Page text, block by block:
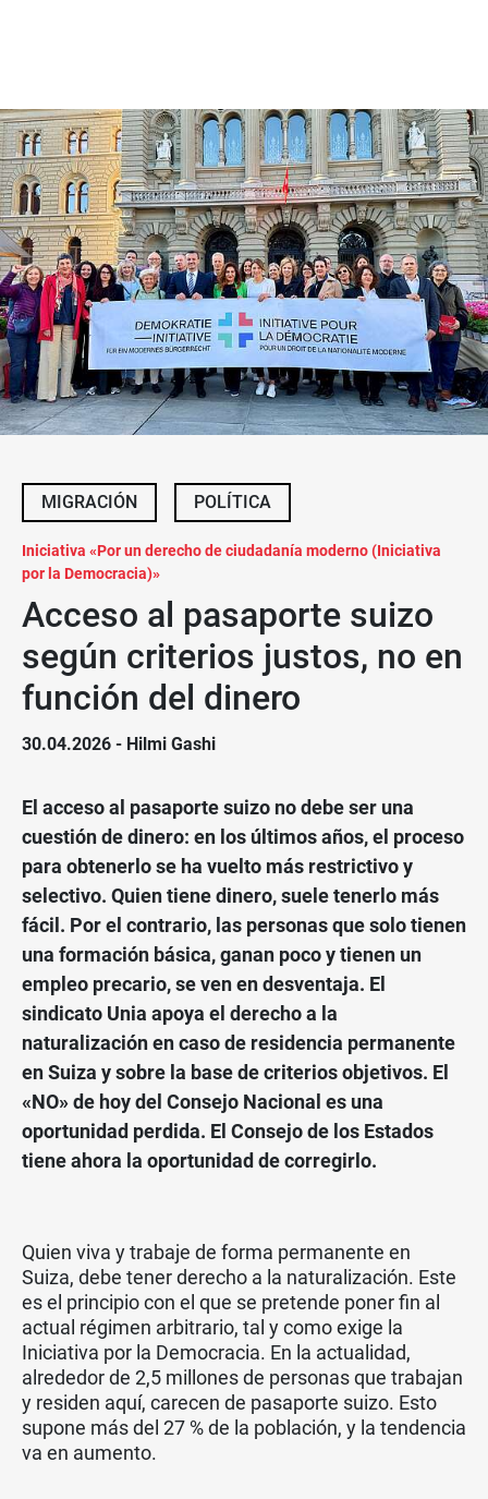
MIGRACIÓN POLÍTICA
Iniciativa «Por un derecho de ciudadanía moderno (Iniciativa
por la Democracia)»
Acceso al pasaporte suizo
según criterios justos, no en
función del dinero
30.04.2026 - Hilmi Gashi
El acceso al pasaporte suizo no debe ser una
cuestión de dinero: en los últimos años, el proceso
para obtenerlo se ha vuelto más restrictivo y
selectivo. Quien tiene dinero, suele tenerlo más
fácil. Por el contrario, las personas que solo tienen
una formación básica, ganan poco y tienen un
empleo precario, se ven en desventaja. El
sindicato Unia apoya el derecho a la
naturalización en caso de residencia permanente
en Suiza y sobre la base de criterios objetivos. El
«NO» de hoy del Consejo Nacional es una
oportunidad perdida. El Consejo de los Estados
tiene ahora la oportunidad de corregirlo.
Quien viva y trabaje de forma permanente en
Suiza, debe tener derecho a la naturalización. Este
es el principio con el que se pretende poner fin al
actual régimen arbitrario, tal y como exige la
Iniciativa por la Democracia. En la actualidad,
alrededor de 2,5 millones de personas que trabajan
y residen aquí, carecen de pasaporte suizo. Esto
supone más del 27 % de la población, y la tendencia
va en aumento.